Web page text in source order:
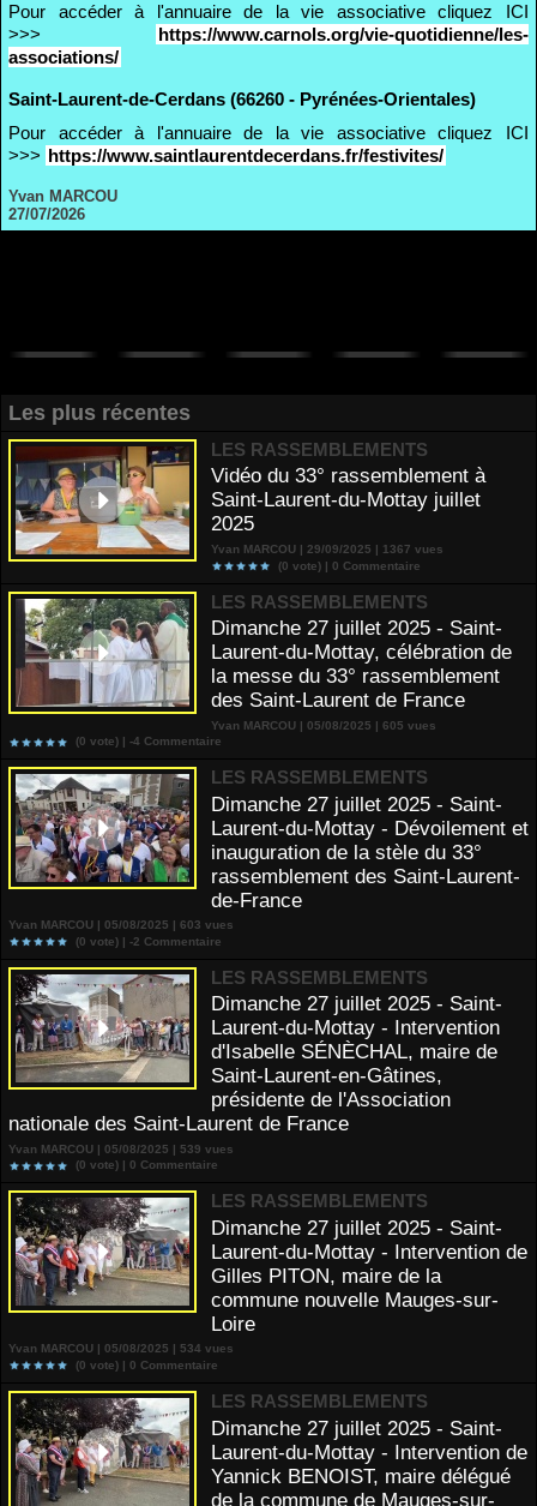
Pour accéder à l'annuaire de la vie associative cliquez ICI
>>>
https://www.carnols.org/vie-quotidienne/les-
associations/
Saint-Laurent-de-Cerdans (66260 - Pyrénées-Orientales)
Pour accéder à l'annuaire de la vie associative cliquez ICI
>>> https://www.saintlaurentdecerdans.fr/festivites/
Yvan MARCOU
27/07/2026
Les plus récentes
LES RASSEMBLEMENTS
Vidéo du 33° rassemblement à
Saint-Laurent-du-Mottay juillet
2025
Yvan MARCOU | 29/09/2025 | 1367 vues
(0 vote) | 0 Commentaire
LES RASSEMBLEMENTS
Dimanche 27 juillet 2025 - Saint-
Laurent-du-Mottay, célébration de
la messe du 33° rassemblement
des Saint-Laurent de France
Yvan MARCOU | 05/08/2025 | 605 vues
(0 vote) | -4 Commentaire
LES RASSEMBLEMENTS
Dimanche 27 juillet 2025 - Saint-
Laurent-du-Mottay - Dévoilement et
inauguration de la stèle du 33°
rassemblement des Saint-Laurent-
de-France
Yvan MARCOU | 05/08/2025 | 603 vues
(0 vote) | -2 Commentaire
LES RASSEMBLEMENTS
Dimanche 27 juillet 2025 - Saint-
Laurent-du-Mottay - Intervention
d'Isabelle SÉNÈCHAL, maire de
Saint-Laurent-en-Gâtines,
présidente de l'Association
nationale des Saint-Laurent de France
Yvan MARCOU | 05/08/2025 | 539 vues
(0 vote) | 0 Commentaire
LES RASSEMBLEMENTS
Dimanche 27 juillet 2025 - Saint-
Laurent-du-Mottay - Intervention de
Gilles PITON, maire de la
commune nouvelle Mauges-sur-
Loire
Yvan MARCOU | 05/08/2025 | 534 vues
(0 vote) | 0 Commentaire
LES RASSEMBLEMENTS
Dimanche 27 juillet 2025 - Saint-
Laurent-du-Mottay - Intervention de
Yannick BENOIST, maire délégué
de la commune de Mauges-sur-